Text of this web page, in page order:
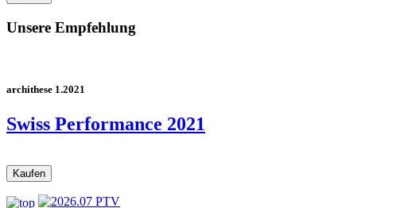
Unsere Empfehlung
archithese 1.2021
Swiss Performance 2021